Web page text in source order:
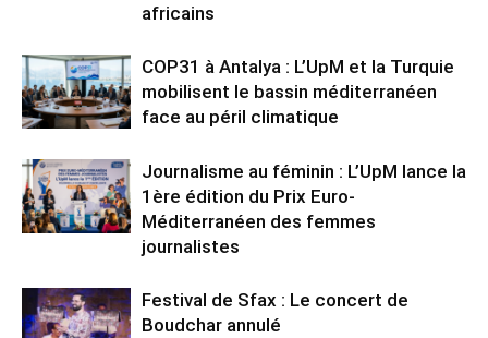
africains
COP31 à Antalya : L’UpM et la Turquie
mobilisent le bassin méditerranéen
face au péril climatique
Journalisme au féminin : L’UpM lance la
1ère édition du Prix Euro-
Méditerranéen des femmes
journalistes
Festival de Sfax : Le concert de
Boudchar annulé